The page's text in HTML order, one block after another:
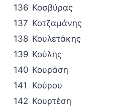
136 Κοσβύρας
137 Κοτζαμάνης
138 Κουλετάκης
139 Κούλης
140 Κουράση
141
Κούρου
142 Κουρτέση